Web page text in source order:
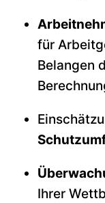
für
Belangen
Ihrer